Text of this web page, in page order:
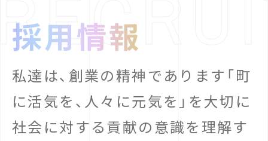
採用情報
私達は、創業の精神であります「町
に活気を、人々に元気を」を大切に
社会に対する貢献の意識を理解す